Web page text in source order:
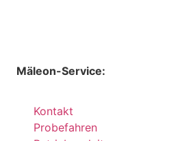
Mäleon-Service:
Kontakt
Probefahren